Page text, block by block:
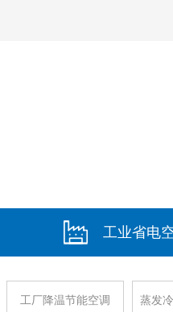
工业省电
工厂降温节能空调 蒸发